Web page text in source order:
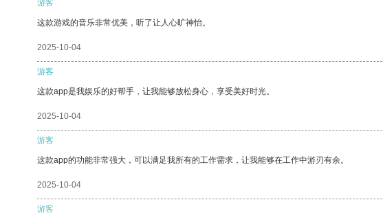
游客
这款游戏的音乐非常优美，听了让人心旷神怡。
2025-10-04
游客
这款app是我娱乐的好帮手，让我能够放松身心，享受美好时光。
2025-10-04
游客
这款app的功能非常强大，可以满足我所有的工作需求，让我能够在工作中游刃有余。
2025-10-04
游客